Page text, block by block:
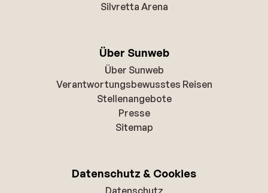
Silvretta Arena
Über Sunweb
Über Sunweb
Verantwortungsbewusstes Reisen
Stellenangebote
Presse
Sitemap
Datenschutz & Cookies